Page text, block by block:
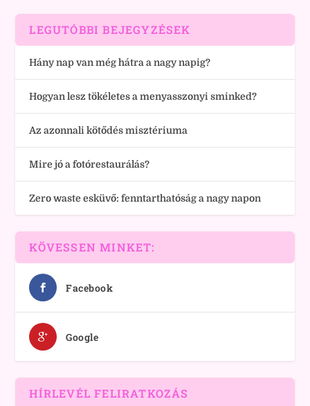
LEGUTÓBBI BEJEGYZÉSEK
Hány nap van még hátra a nagy napig?
Hogyan lesz tökéletes a menyasszonyi sminked?
Az azonnali kötődés misztériuma
Mire jó a fotórestaurálás?
Zero waste esküvő: fenntarthatóság a nagy napon
KÖVESSEN MINKET:
Facebook
Google
HÍRLEVÉL FELIRATKOZÁS